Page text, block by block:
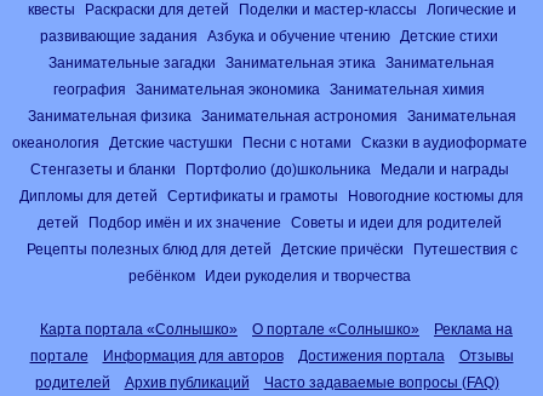
квесты
Раскраски для детей Поделки и мастер-классы
Логические и
развивающие задания
Азбука и обучение чтению
Детские стихи
Занимательные загадки
Занимательная этика
Занимательная
география
Занимательная экономика
Занимательная химия
Занимательная физика
Занимательная астрономия
Занимательная
океанология
Детские частушки Песни с нотами
Сказки в аудиоформате
Стенгазеты и бланки
Портфолио (до)школьника
Медали и награды
Дипломы для детей
Сертификаты и грамоты
Новогодние костюмы для
детей
Подбор имён и их значение
Советы и идеи для родителей
Рецепты полезных блюд для детей
Детские причёски
Путешествия с
ребёнком
Идеи рукоделия и творчества
Карта портала «Солнышко» О портале «Солнышко»
Реклама на
портале
Информация для авторов Достижения портала
Отзывы
родителей
Архив публикаций
Часто задаваемые вопросы (FAQ)